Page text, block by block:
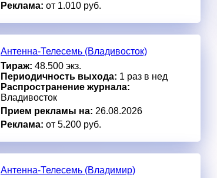
Реклама: от 1.010 руб.
Антенна-Телесемь (Владивосток)
Тираж: 48.500 экз.
Периодичность выхода: 1 раз в нед
Распространение журнала:
Владивосток
Прием рекламы на: 26.08.2026
Реклама: от 5.200 руб.
Антенна-Телесемь (Владимир)